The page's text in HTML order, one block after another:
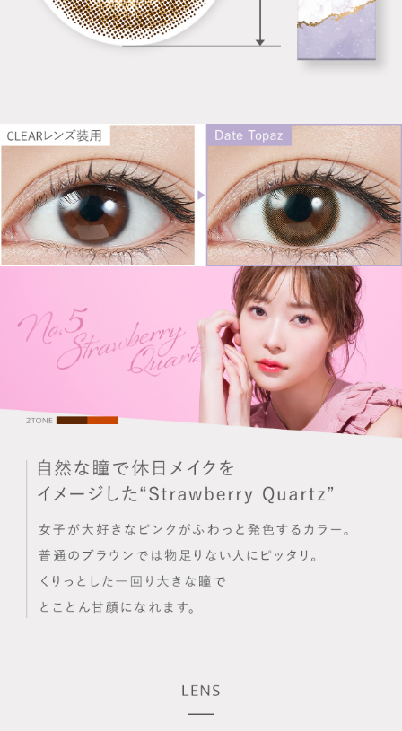
ITEM REVIEWS
商品レビューの投稿は ログイン が必要です。
OTHER COLOR
» ストロベリークオーツ